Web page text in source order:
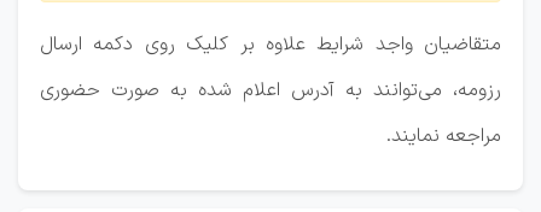
متقاضیان واجد شرایط علاوه بر کلیک روی دکمه ارسال
رزومه، می‌توانند به آدرس اعلام شده به صورت حضوری
مراجعه نمایند.